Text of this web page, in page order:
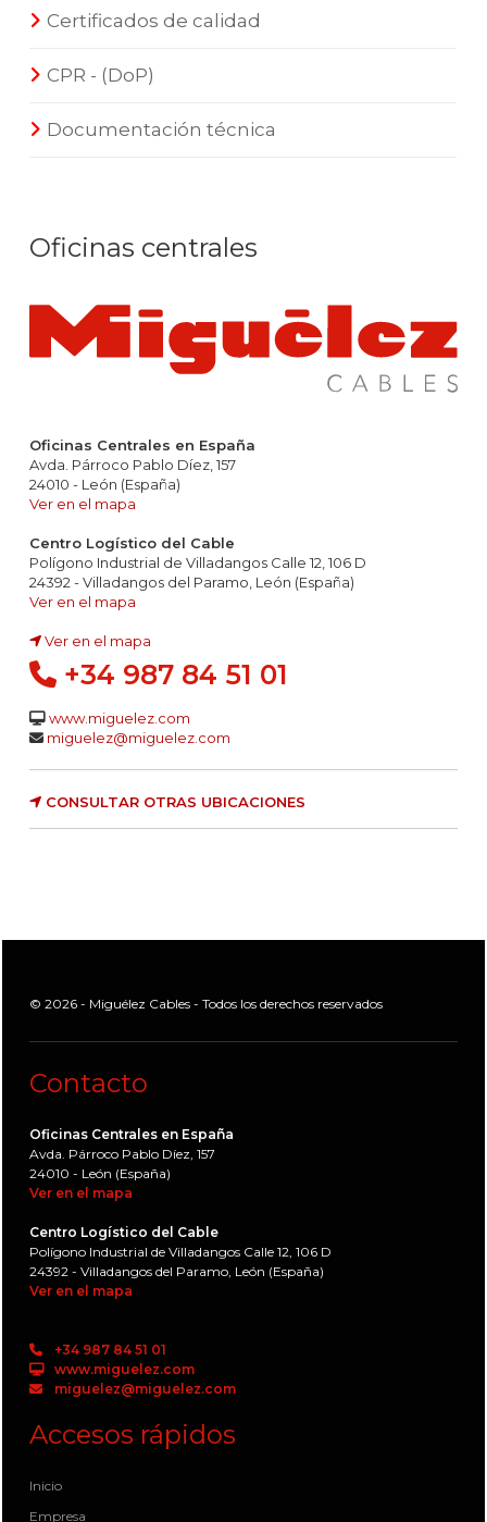
Certificados de calidad
CPR - (DoP)
Documentación técnica
Oficinas centrales
Oficinas Centrales en España
Avda. Párroco Pablo Díez, 157
24010 - León (España)
Ver en el mapa
Centro Logístico del Cable
Polígono Industrial de Villadangos Calle 12, 106 D
24392 - Villadangos del Paramo, León (España)
Ver en el mapa
Ver en el mapa
+34 987 84 51 01
www.miguelez.com
miguelez@miguelez.com
CONSULTAR OTRAS UBICACIONES
© 2026 - Miguélez Cables - Todos los derechos reservados
Contacto
Oficinas Centrales en España
Avda. Párroco Pablo Díez, 157
24010 - León (España)
Ver en el mapa
Centro Logístico del Cable
Polígono Industrial de Villadangos Calle 12, 106 D
24392 - Villadangos del Paramo, León (España)
Ver en el mapa
+34 987 84 51 01
www.miguelez.com
miguelez@miguelez.com
Accesos rápidos
Inicio
Empresa